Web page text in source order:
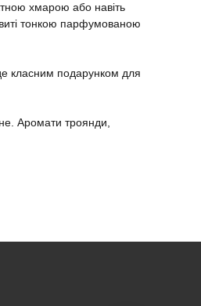
хмарою або навіть
тонкою парфумованою
класним подарунком для
Аромати троянди,